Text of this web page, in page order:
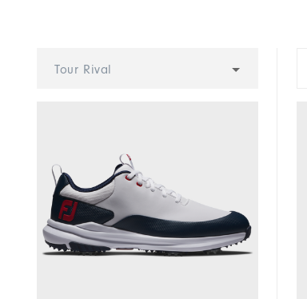
Tour Rival